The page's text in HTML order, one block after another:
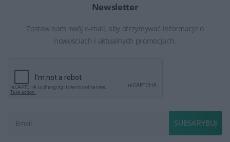
Newsletter
Zostaw nam swój e-mail, aby otrzymywać informacje o
nowościach i aktualnych promocjach.
SUBSKRYBUJ